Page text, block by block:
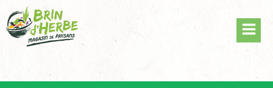
to
content
Panneau de gestion des cookies